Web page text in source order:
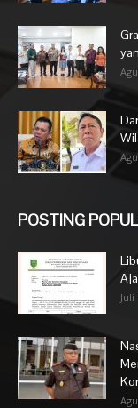
POSTING
Juli